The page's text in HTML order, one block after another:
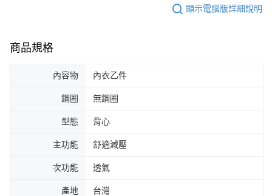
顯示電腦版詳細說明
商品規格
內容物 內衣乙件
鋼圈 無鋼圈
型態 背心
主功能 舒適減壓
次功能 透氣
產地 台灣